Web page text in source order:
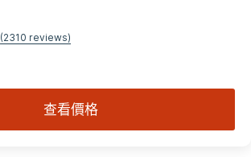
(2310 reviews)
查看價格